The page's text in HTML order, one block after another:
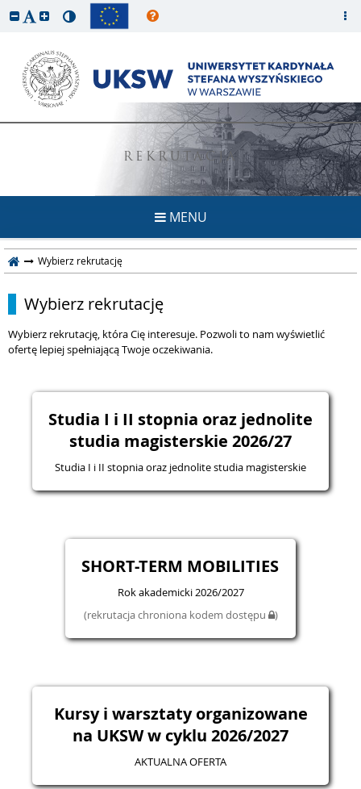
REKRUTACJA
MENU
Wybierz rekrutację
Wybierz rekrutację
Wybierz rekrutację, która Cię interesuje. Pozwoli to nam wyświetlić
ofertę lepiej spełniającą Twoje oczekiwania.
Studia I i II stopnia oraz jednolite
studia magisterskie 2026/27
Studia I i II stopnia oraz jednolite studia magisterskie
SHORT-TERM MOBILITIES
Rok akademicki 2026/2027
(rekrutacja chroniona kodem dostępu
)
Kursy i warsztaty organizowane
na UKSW w cyklu 2026/2027
AKTUALNA OFERTA